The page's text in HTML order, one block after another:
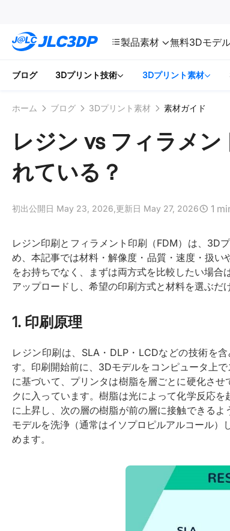
製品素材 無料3Dモデ
ブログ 3Dプリント技術 3Dプリント素材
ホーム ブログ 3Dプリント素材 素材ガイド
レジン vs フィラメ
れている？
初出公開日 May 23, 2026, 更新日 May 27, 2026 1
レジン印刷とフィラメント印刷（FDM）は、3D
め、本記事では材料・解像度・品質・速度・扱
をお持ちでなく、まずは両方式を比較したい場合は
アップロードし、希望の印刷方式と材料を選ぶだ
1. 印刷原理
レジン印刷は、SLA・DLP・LCDなどの技術を
す。印刷開始前に、3Dモデルをコンピュータ上
に基づいて、プリンタは樹脂を層ごとに硬化さ
クに入っています。樹脂は光によって化学反応
に上昇し、次の層の樹脂が前の層に接触できる
モデルを洗浄（通常はイソプロピルアルコール
めます。